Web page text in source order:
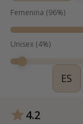
Femenina (96%)
Unisex (4%)
ES
4.2